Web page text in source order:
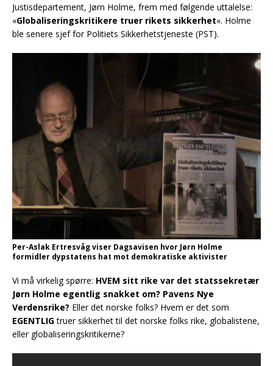
Justisdepartement, Jørn Holme, frem med følgende uttalelse:
«Globaliseringskritikere truer rikets sikkerhet«. Holme
ble senere sjef for Politiets Sikkerhetstjeneste (PST).
Per-Aslak Ertresvåg viser Dagsavisen hvor Jørn Holme
formidler dypstatens hat mot demokratiske aktivister
Vi må virkelig spørre: HVEM sitt rike var det statssekretær
Jørn Holme egentlig snakket om? Pavens Nye
Verdensrike? Eller det norske folks? Hvem er det som
EGENTLIGtruer sikkerhet til det norske folks rike, globalistene,
eller globaliseringskritikerne?